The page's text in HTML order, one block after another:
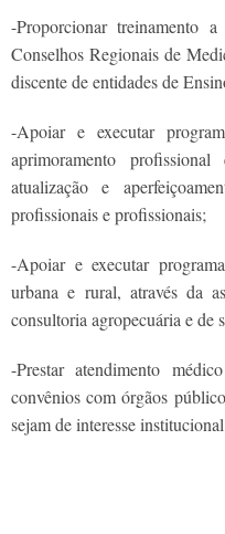
-Proporcionar treinamento
Conselhos Regionais de
discente de entidades de
-Apoiar e executar
aprimoramento
atualização e
profissionais e profissionais;
-Apoiar e executar
urbana e rural, através da
consultoria agropecuária e de
-Prestar atendimento
convênios com órgãos
sejam de interesse